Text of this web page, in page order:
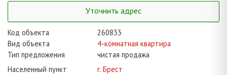
Уточнить адрес
Код объекта
260833
Вид объекта
4-комнатная квартира
Тип предложения
чистая продажа
Населенный пункт
г. Брест